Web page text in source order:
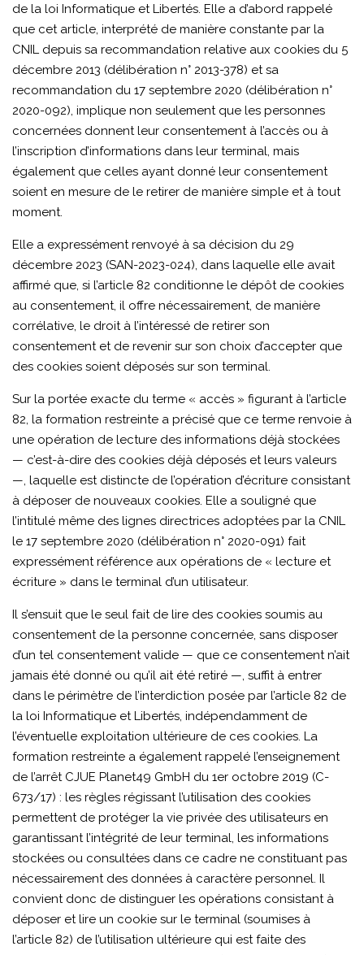
de la loi Informatique et Libertés. Elle a d’abord rappelé
que cet article, interprété de manière constante par la
CNIL depuis sa recommandation relative aux cookies du 5
décembre 2013 (délibération n° 2013-378) et sa
recommandation du 17 septembre 2020 (délibération n°
2020-092), implique non seulement que les personnes
concernées donnent leur consentement à l’accès ou à
l’inscription d’informations dans leur terminal, mais
également que celles ayant donné leur consentement
soient en mesure de le retirer de manière simple et à tout
moment.
Elle a expressément renvoyé à sa décision du 29
décembre 2023 (SAN-2023-024), dans laquelle elle avait
affirmé que, si l’article 82 conditionne le dépôt de cookies
au consentement, il offre nécessairement, de manière
corrélative, le droit à l’intéressé de retirer son
consentement et de revenir sur son choix d’accepter que
des cookies soient déposés sur son terminal.
Sur la portée exacte du terme « accès » figurant à l’article
82, la formation restreinte a précisé que ce terme renvoie à
une opération de lecture des informations déjà stockées
— c’est-à-dire des cookies déjà déposés et leurs valeurs
—, laquelle est distincte de l’opération d’écriture consistant
à déposer de nouveaux cookies. Elle a souligné que
l’intitulé même des lignes directrices adoptées par la CNIL
le 17 septembre 2020 (délibération n° 2020-091) fait
expressément référence aux opérations de « lecture et
écriture » dans le terminal d’un utilisateur.
Il s’ensuit que le seul fait de lire des cookies soumis au
consentement de la personne concernée, sans disposer
d’un tel consentement valide — que ce consentement n’ait
jamais été donné ou qu’il ait été retiré —, suffit à entrer
dans le périmètre de l’interdiction posée par l’article 82 de
la loi Informatique et Libertés, indépendamment de
l’éventuelle exploitation ultérieure de ces cookies. La
formation restreinte a également rappelé l’enseignement
de l’arrêt CJUE Planet49 GmbH du 1er octobre 2019 (C-
673/17) : les règles régissant l’utilisation des cookies
permettent de protéger la vie privée des utilisateurs en
garantissant l’intégrité de leur terminal, les informations
stockées ou consultées dans ce cadre ne constituant pas
nécessairement des données à caractère personnel. Il
convient donc de distinguer les opérations consistant à
déposer et lire un cookie sur le terminal (soumises à
l’article 82) de l’utilisation ultérieure qui est faite des